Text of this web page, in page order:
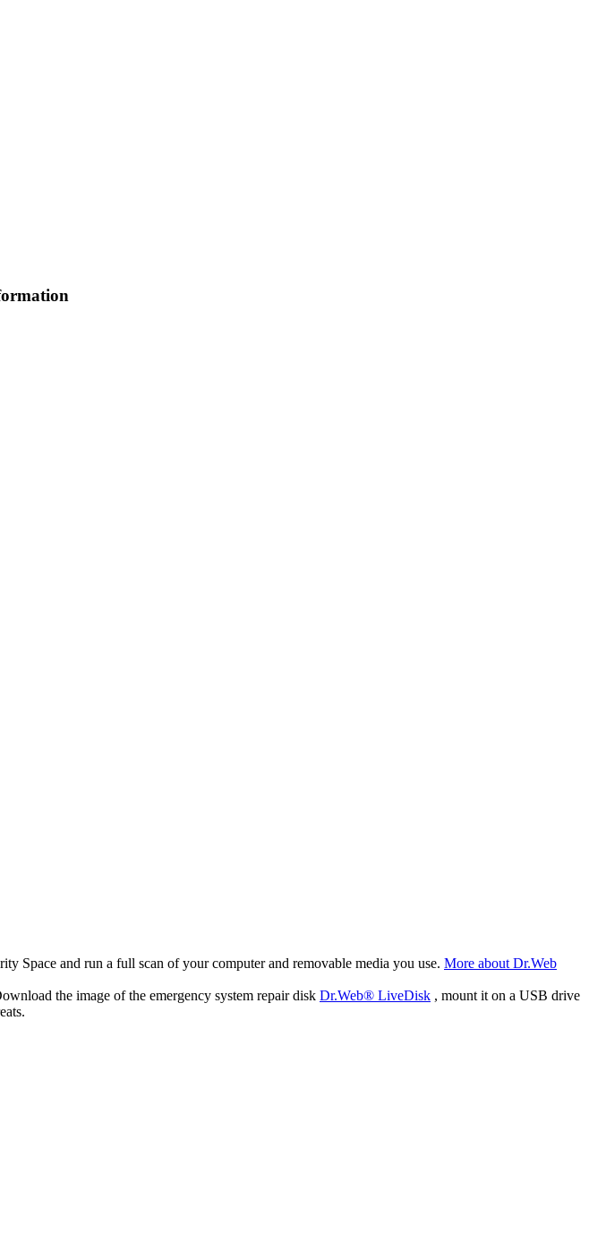
Space and run a full scan of your computer and removable media you use. More about Dr.Web
the image of the emergency system repair disk Dr.Web® LiveDisk , mount it on a USB drive